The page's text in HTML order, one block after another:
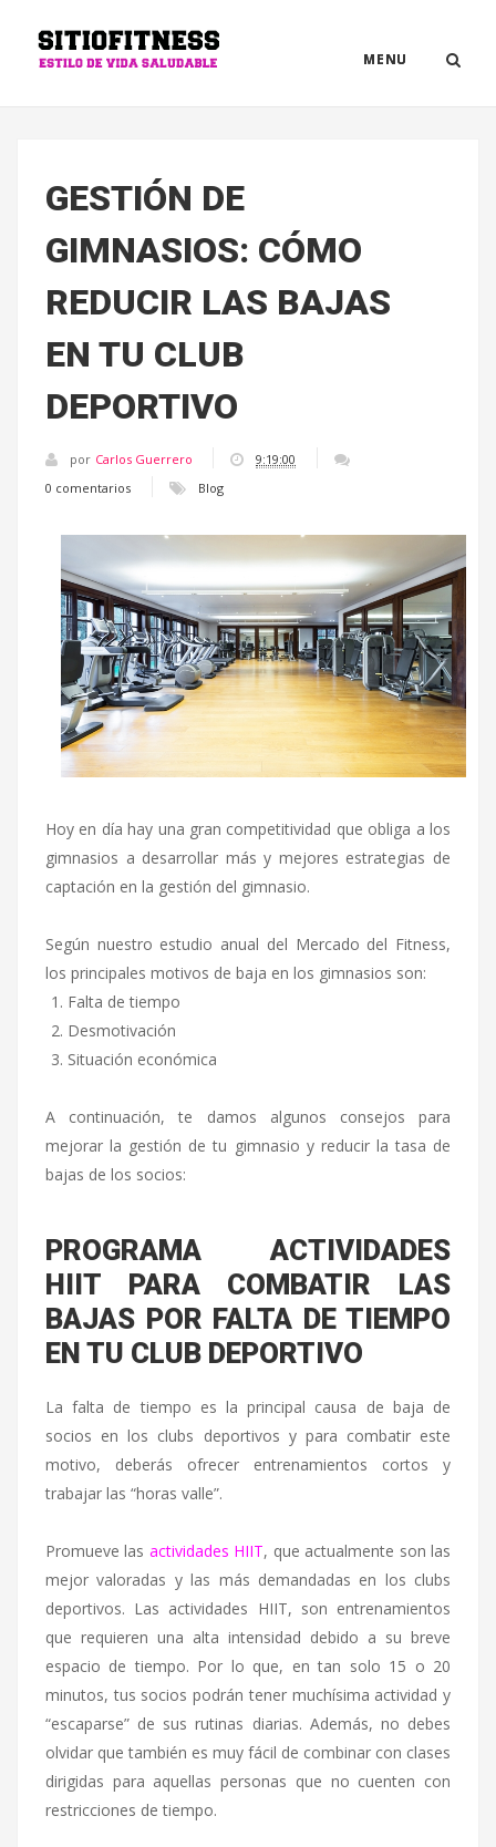
MENU
GESTIÓN DE
GIMNASIOS: CÓMO
REDUCIR LAS BAJAS
EN TU CLUB
DEPORTIVO
por Carlos Guerrero
9:19:00
0 comentarios
Blog
Hoy en día hay una gran competitividad que obliga a los
gimnasios a desarrollar más y mejores estrategias de
captación en la gestión del gimnasio.
Según nuestro estudio anual del Mercado del Fitness,
los principales motivos de baja en los gimnasios son:
Falta de tiempo
Desmotivación
Situación económica
A continuación, te damos algunos consejos para
mejorar la gestión de tu gimnasio y reducir la tasa de
bajas de los socios:
PROGRAMA ACTIVIDADES
HIIT PARA COMBATIR LAS
BAJAS POR FALTA DE TIEMPO
EN TU CLUB DEPORTIVO
La falta de tiempo es la principal causa de baja de
socios en los clubs deportivos y para combatir este
motivo, deberás ofrecer entrenamientos cortos y
trabajar las “horas valle”.
Promueve las actividades HIIT, que actualmente son las
mejor valoradas y las más demandadas en los clubs
deportivos. Las actividades HIIT, son entrenamientos
que requieren una alta intensidad debido a su breve
espacio de tiempo. Por lo que, en tan solo 15 o 20
minutos, tus socios podrán tener muchísima actividad y
“escaparse” de sus rutinas diarias. Además, no debes
olvidar que también es muy fácil de combinar con clases
dirigidas para aquellas personas que no cuenten con
restricciones de tiempo.